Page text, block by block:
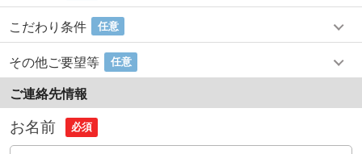
こだわり条件 任意
その他ご要望等 任意
ご連絡先情報
お名前 必須